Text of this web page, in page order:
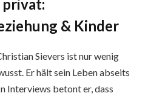
privat:
& Kinder
Sievers ist nur wenig
Er hält sein Leben abseits
In Interviews betont er, dass